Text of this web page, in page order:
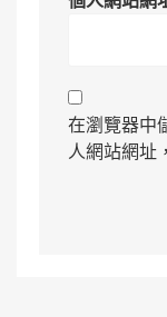
在瀏覽器中
人網站網址